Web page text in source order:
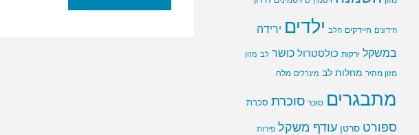
חידונים חיידקים חלב ילדים ירידה
במשקל ירקות כולסטרול כושר לב מזון
מזון מהיר מחלות לב מינרלים מלח
מתבגרים סוכר סוכרת סכרת
ספורט סרטן עודף משקל פירות